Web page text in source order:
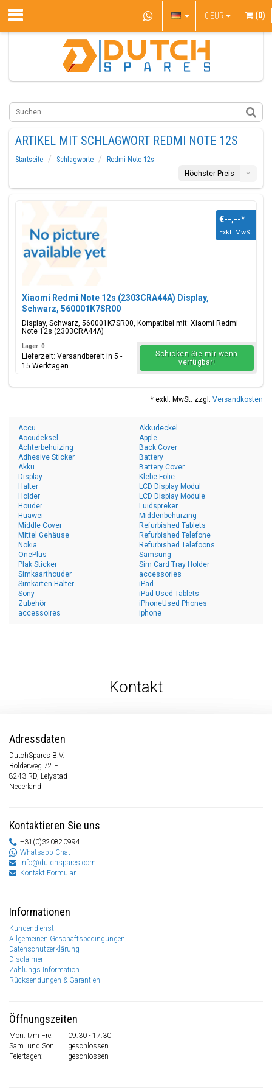
€ EUR (0)
ARTIKEL MIT SCHLAGWORT REDMI NOTE 12S
Startseite Schlagworte
Redmi Note 12s
Höchster Preis
Xiaomi Redmi Note 12s (2303CRA44A) Display,
Schwarz, 560001K7SR00
Display, Schwarz, 560001K7SR00, Kompatibel mit: Xiaomi Redmi
Note 12s (2303CRA44A)
€--,--*
Exkl. MwSt.
Lager: 0
Lieferzeit: Versandbereit in 5 -
15 Werktagen
Schicken Sie mir wenn
verfügbar!
* exkl. MwSt. zzgl. Versandkosten
Accu
Accudeksel
Achterbehuizing
Adhesive Sticker
Akku
Akkudeckel
Apple
Back Cover
Battery
Battery Cover
Display
Halter
Holder
Houder
Huawei
Klebe Folie
LCD Display Modul
LCD Display Module
Luidspreker
Middenbehuizing
Middle Cover
Mittel Gehäuse
Nokia
OnePlus
Plak Sticker
Refurbished Tablets
Refurbished Telefone
Refurbished Telefoons
Samsung
Sim Card Tray Holder
Simkaarthouder
Simkarten Halter
Sony
Zubehör
accessoires
accessories
iPad
iPad Used Tablets
iPhoneUsed Phones
iphone
Kontakt
Adressdaten
DutchSpares B.V.
Bolderweg 72 F
8243 RD, Lelystad
Nederland
Kontaktieren Sie uns
+31(0)320820994
Whatsapp Chat
info@dutchspares.com
Kontakt Formular
Informationen
Kundendienst
Allgemeinen Geschäftsbedingungen
Datenschutzerklärung
Disclaimer
Zahlungs Information
Rücksendungen & Garantien
Öffnungszeiten
Mon. t/m Fre.
09:30 - 17:30
Sam. und Son.
geschlossen
Feiertagen:
geschlossen